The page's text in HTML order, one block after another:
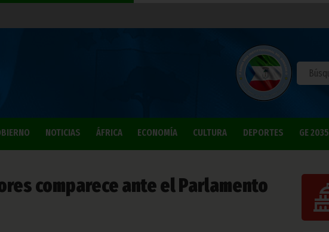
NOTICIAS ÁFRICA ECONOMÍA CULTURA DEPORTES GE 2035
comparece ante el Parlamento